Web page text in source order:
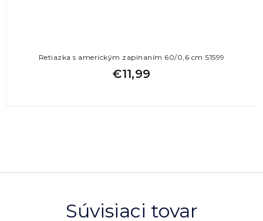
Súvisiaci tovar
Retiazka s americkým zapínaním 60/0,6 cm S1599
€11,99